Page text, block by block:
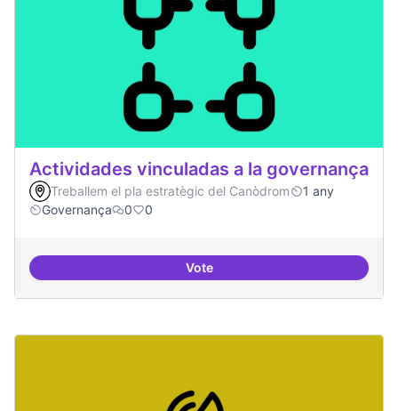
Actividades vinculadas a la governança
Treballem el pla estratègic del Canòdrom
1 any
Governança
0 0
VoteActividades vinculadas a la